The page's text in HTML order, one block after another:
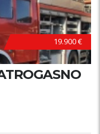
19.900 €